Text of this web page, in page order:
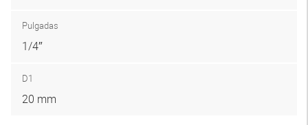
Pulgadas
1/4″
D1
20 mm